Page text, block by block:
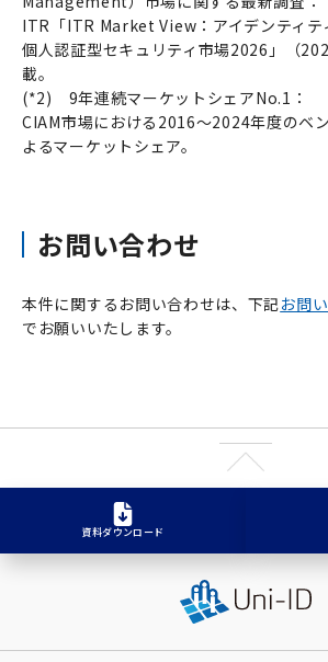
ITR「ITR Market View：アイデンティテ
個人認証型セキュリティ市場2026」（
載。
(*2) 9年連続マーケットシェアNo.1：
CIAM市場における2016～2024年度のベ
よるマーケットシェア。
お問い合わせ
本件に関するお問い合わせは、下記お問
でお願いいたします。
資料ダウンロード